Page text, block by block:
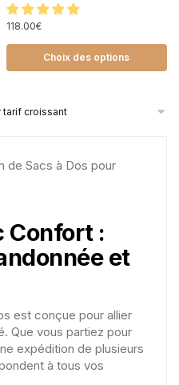
118.00€
Choix des options
de Sacs à Dos pour
Confort :
et
est conçue pour allier
Que vous partiez pour
expédition de plusieurs
à tous vos